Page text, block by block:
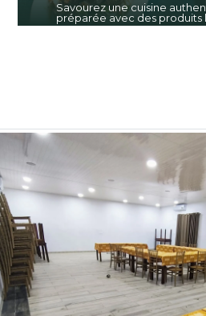
Savourez une cuisine
préparée avec des produits